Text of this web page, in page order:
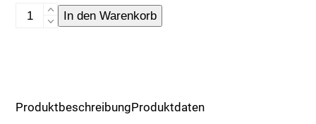
Tischläufer,
Lovely
In den Warenkorb
ProduktbeschreibungProduktdaten